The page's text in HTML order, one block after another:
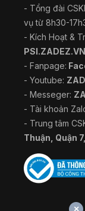
- Tổng đài
vụ từ 8h30-
- Kích Hoạt &
PSI.ZADEZ.VN
- Fanpage:
- Youtube:
- Messeger:
- Tài khoản
- Trung tâm
Thuận, Quận
×